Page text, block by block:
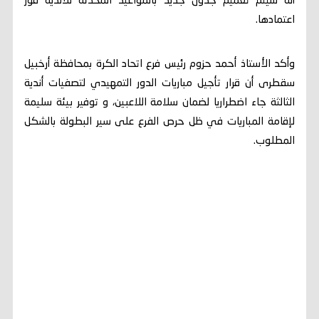
اعتمادها.
وأكد الأستاذ أحمد حزوم رئيس فرع اتحاد الكرة بمحافظة أرخبيل
سقطرى أن قرار تأجيل مباريات الدور التمهيدي لتصفيات أندية
الثالثة جاء اضطراريا لضمان سلامة اللاعبين، و توفير بيئة سليمة
لإقامة المباريات في ظل حرص الفرع على سير البطولة بالشكل
المطلوب.